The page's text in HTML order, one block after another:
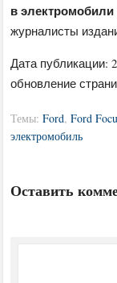
в
журналисты
Дата публикации:
обновление
Темы:Ford,Ford
электромобиль
Оставить